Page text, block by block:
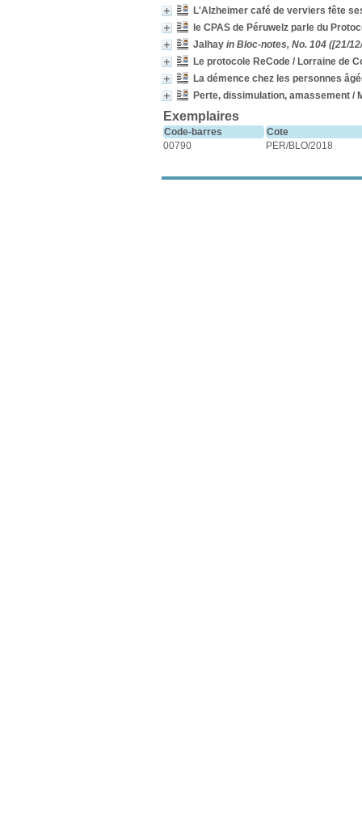
L'Alzheimer café de verviers fête
le CPAS de Péruwelz parle du
Jalhay in Bloc-notes, No. 104 ([21/
Le protocole ReCode / Lorraine de
La démence chez les personnes
Perte, dissimulation, amassement /
Exemplaires
Code-barres
Cote
00790
PER/BLO/2018